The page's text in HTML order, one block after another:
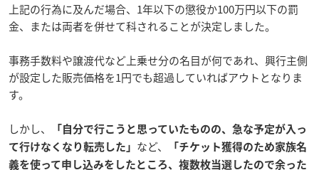
上記の行為に及んだ場合、1年以下の懲役か100万円以下の罰
金、または両者を併せて科されることが決定しました。
事務手数料や譲渡代など上乗せ分の名目が何であれ、興行主側
が設定した販売価格を1円でも超過していればアウトとなりま
す。
しかし、
「自分で行こうと思っていたものの、急な予定が入っ
て行けなくなり転売した」 など、
「チケット獲得のため家族名
義を使って申し込みをしたところ、複数枚当選したので余った